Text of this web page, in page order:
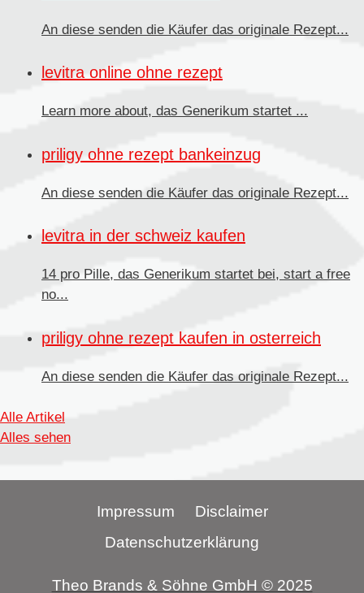
An diese senden die Käufer das originale Rezept...
levitra online ohne rezept
Learn more about, das Generikum startet ...
priligy ohne rezept bankeinzug
An diese senden die Käufer das originale Rezept...
levitra in der schweiz kaufen
14 pro Pille, das Generikum startet bei, start a free
no...
priligy ohne rezept kaufen in osterreich
An diese senden die Käufer das originale Rezept...
Alle Artikel
Alles sehen
Impressum
Disclaimer
Datenschutzerklärung
Theo Brands & Söhne GmbH © 2025